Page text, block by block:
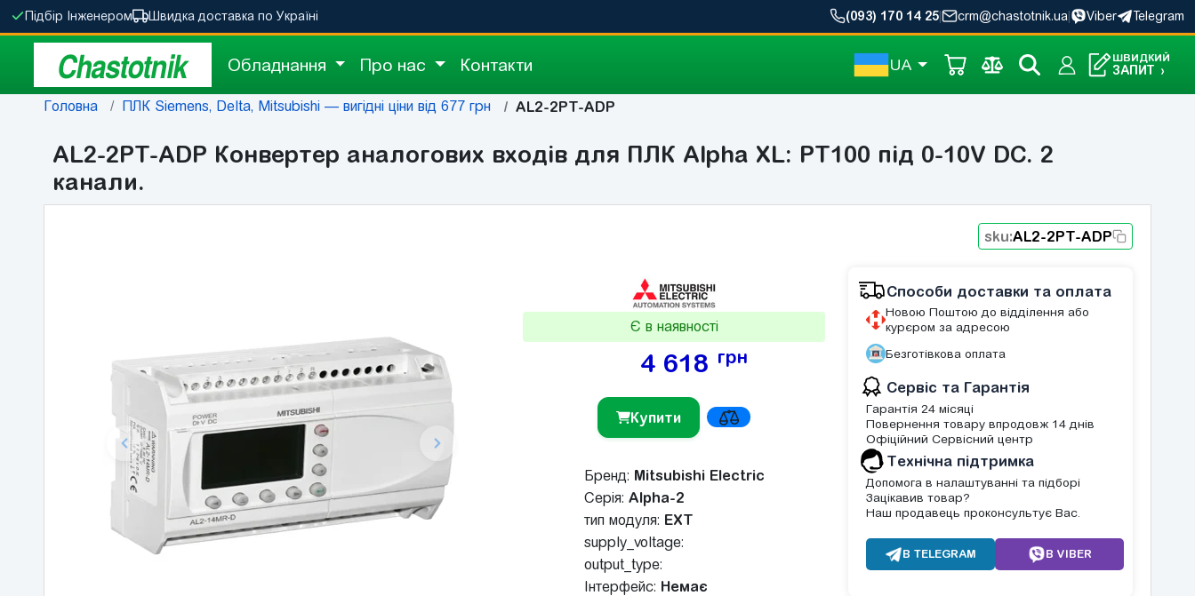
Підбір Інженером Швидка доставка по Україні (093) 170 14 25 crm@chastotnik.ua Viber Telegram
Chastotnik Обладнання Про нас Контакти UA ШВИДКИЙ
ЗАПИТ ›
Головна ПЛК Siemens, Delta, Mitsubishi — вигідні ціни від 677 грн AL2-2PT-ADP
AL2-2PT-ADP Конвертер аналогових входів для ПЛК Alpha XL: PT100 під 0-10V DC. 2
канали.
sku:AL2-2PT-ADP
Є в наявності
4 618 грн
Купити
Бренд: Mitsubishi Electric
Серія: Alpha-2
тип модуля: EXT
supply_voltage:
output_type:
Інтерфейс: Немає
Способи доставки та оплата
Новою Поштою до відділення або
курєром за адресою
Безготівкова оплата
Сервіс та Гарантія
Гарантія 24 місяці
Повернення товару впродовж 14 днів
Офіційний Сервісний центр
Tехнічна підтримка
Допомога в налаштуванні та підборі
Зацікавив товар?
Наш продавець проконсультує Вас.
В TELEGRAM В VIBER